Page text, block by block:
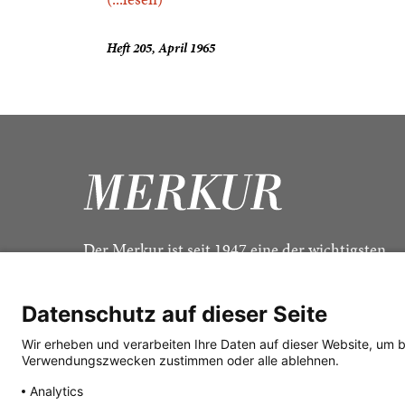
Heft 205, April 1965
Der Merkur ist seit 1947 eine der wichtigsten
Datenschutz auf dieser Seite
Wir erheben und verarbeiten Ihre Daten auf dieser Website,
Verwendungszwecken zustimmen oder alle ablehnen.
Analytics